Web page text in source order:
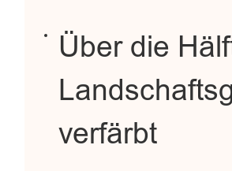
Über die
verfärbt